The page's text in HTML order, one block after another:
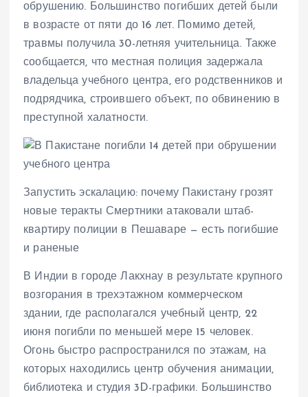
обрушению. Большинство погибших детей были
в возрасте от пяти до 16 лет. Помимо детей,
травмы получила 30-летняя учительница. Также
сообщается, что местная полиция задержала
владельца учебного центра, его родственников и
подрядчика, строившего объект, по обвинению в
преступной халатности.
Запустить эскалацию: почему Пакистану грозят
новые теракты Смертники атаковали штаб-
квартиру полиции в Пешаваре — есть погибшие
и раненые
В Индии в городе Лакхнау в результате крупного
возгорания в трехэтажном коммерческом
здании, где располагался учебный центр, 22
июня погибли по меньшей мере 15 человек.
Огонь быстро распространился по этажам, на
которых находились центр обучения анимации,
библиотека и студия 3D-графики. Большинство